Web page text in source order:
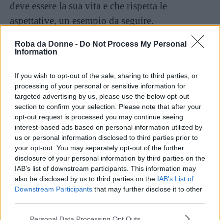
Roba da Donne - Do Not Process My Personal
Information
If you wish to opt-out of the sale, sharing to third parties, or
processing of your personal or sensitive information for
targeted advertising by us, please use the below opt-out
section to confirm your selection. Please note that after your
opt-out request is processed you may continue seeing
interest-based ads based on personal information utilized by
us or personal information disclosed to third parties prior to
your opt-out. You may separately opt-out of the further
disclosure of your personal information by third parties on the
IAB’s list of downstream participants. This information may
also be disclosed by us to third parties on the IAB’s List of
Downstream Participants that may further disclose it to other
Please note that this website/app uses one or more Google
deve essere la sua vita e che rispetta le
aspettative, un esempio da seguire.
Marco è sposato con Daniela, mentre Andrea ha
la quale però non è mai riuscito ad aprirsi del
tutto, a decidersi a prendere una posizione.
Ma questo equilibrio che i due fratelli hanno
costruito sta per essere infranto da unevento
improvviso: il padre si ammala, di una malattia
che invalida e che umilia lui e chi lo circonda.
Questa malattia, questo dolore condiviso, sarà
l’occasione per un riavvicinamentotra